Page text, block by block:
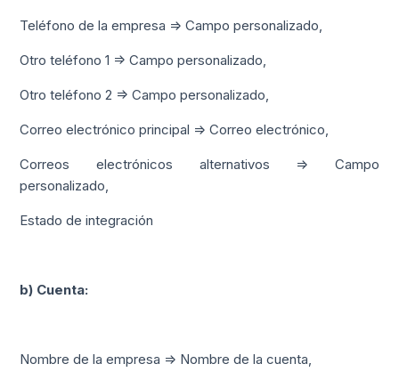
Teléfono de la empresa => Campo personalizado,
Otro teléfono 1 => Campo personalizado,
Otro teléfono 2 => Campo personalizado,
Correo electrónico principal => Correo electrónico,
Correos electrónicos alternativos => Campo
personalizado,
Estado de integración
b) Cuenta:
Nombre de la empresa => Nombre de la cuenta,